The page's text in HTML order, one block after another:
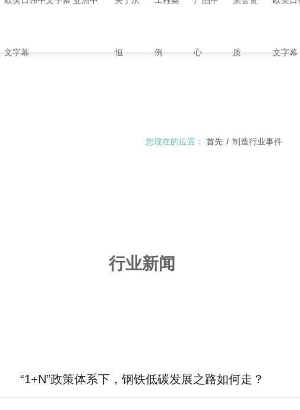
文字幕 恒 例 心 质 文字幕
您现在的位置： 首先 / 制造行业事件
行业新闻
“1+N”政策体系下，钢铁低碳发展之路如何走？